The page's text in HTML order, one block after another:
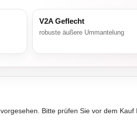
V2A Geflecht
robuste äußere Ummantelung
vorgesehen. Bitte prüfen Sie vor dem